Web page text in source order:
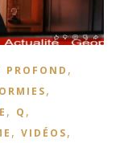
PROFOND ,
,
, Q ,
, VIDÉOS,